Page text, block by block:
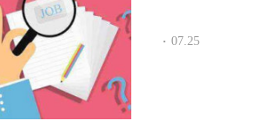
· 07.25